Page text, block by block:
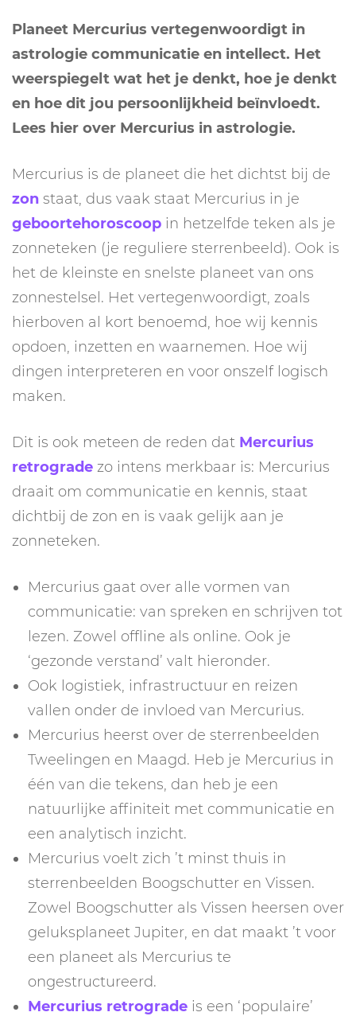
Planeet Mercurius vertegenwoordigt in
astrologie communicatie en intellect. Het
weerspiegelt wat het je denkt, hoe je denkt
en hoe dit jou persoonlijkheid beïnvloedt.
Lees hier over Mercurius in astrologie.
Mercurius is de planeet die het dichtst bij de
zon staat, dus vaak staat Mercurius in je
geboortehoroscoop in hetzelfde teken als je
zonneteken (je reguliere sterrenbeeld). Ook is
het de kleinste en snelste planeet van ons
zonnestelsel. Het vertegenwoordigt, zoals
hierboven al kort benoemd, hoe wij kennis
opdoen, inzetten en waarnemen. Hoe wij
dingen interpreteren en voor onszelf logisch
maken.
Dit is ook meteen de reden dat Mercurius
retrograde zo intens merkbaar is: Mercurius
draait om communicatie en kennis, staat
dichtbij de zon en is vaak gelijk aan je
zonneteken.
Mercurius gaat over alle vormen van
communicatie: van spreken en schrijven tot
lezen. Zowel offline als online. Ook je
‘gezonde verstand’ valt hieronder.
Ook logistiek, infrastructuur en reizen
vallen onder de invloed van Mercurius.
Mercurius heerst over de sterrenbeelden
Tweelingen en Maagd. Heb je Mercurius in
één van die tekens, dan heb je een
natuurlijke affiniteit met communicatie en
een analytisch inzicht.
Mercurius voelt zich ’t minst thuis in
sterrenbeelden Boogschutter en Vissen.
Zowel Boogschutter als Vissen heersen over
geluksplaneet Jupiter, en dat maakt ’t voor
een planeet als Mercurius te
ongestructureerd.
Mercurius retrograde is een ‘populaire’